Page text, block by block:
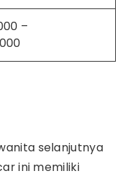
–
selanjutnya
ini memiliki